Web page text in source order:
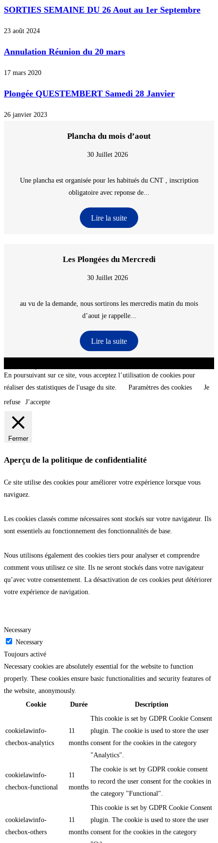
SORTIES SEMAINE DU 26 Aout au 1er Septembre
23 août 2024
Annulation Réunion du 20 mars
17 mars 2020
Plongée QUESTEMBERT Samedi 28 Janvier
26 janvier 2023
Plancha du mois d’aout
30 Juillet 2026
Une plancha est organisée pour les habitués du CNT , inscription
obligatoire avec reponse de...
Lire la suite
Les Plongées du Mercredi
30 Juillet 2026
au vu de la demande, nous sortirons les mercredis matin du mois
d’aout je rappelle...
Lire la suite
En poursuivant sur ce site, vous acceptez l’utilisation de cookies pour
réaliser des statistiques de l'usage du site.
Paramètres des cookies
Je
refuse
J’accepte
Fermer
Aperçu de la politique de confidentialité
Ce site utilise des cookies pour améliorer votre expérience lorsque vous
naviguez.
Les cookies classés comme nécessaires sont stockés sur votre navigateur. Ils
sont essentiels au fonctionnement des fonctionnalités de base.
Nous utilisons également des cookies tiers pour analyser et comprendre
comment vous utilisez ce site. Ils ne seront stockés dans votre navigateur
qu’avec votre consentement. La désactivation de ces cookies peut détériorer
votre expérience de navigation.
Necessary
Necessary
Toujours activé
Necessary cookies are absolutely essential for the website to function
properly. These cookies ensure basic functionalities and security features of
the website, anonymously.
Cookie
Durée Description
cookielawinfo-
checbox-analytics
11
months
This cookie is set by GDPR Cookie Consent
plugin. The cookie is used to store the user
consent for the cookies in the category
"Analytics".
cookielawinfo-
checbox-functional
11
months
The cookie is set by GDPR cookie consent
to record the user consent for the cookies in
the category "Functional".
cookielawinfo-
checbox-others
11
months
This cookie is set by GDPR Cookie Consent
plugin. The cookie is used to store the user
consent for the cookies in the category